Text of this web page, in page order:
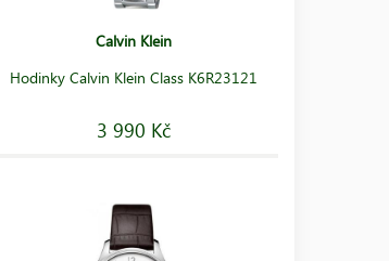
Calvin Klein
Hodinky Calvin Klein Class K6R23121
3 990 Kč